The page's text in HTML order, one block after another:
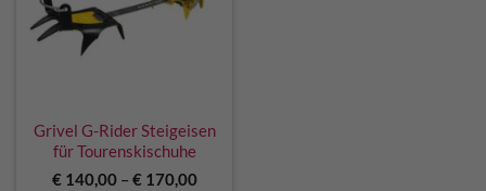
Grivel G-Rider Steigeisen
für Tourenskischuhe
€140,00– €170,00